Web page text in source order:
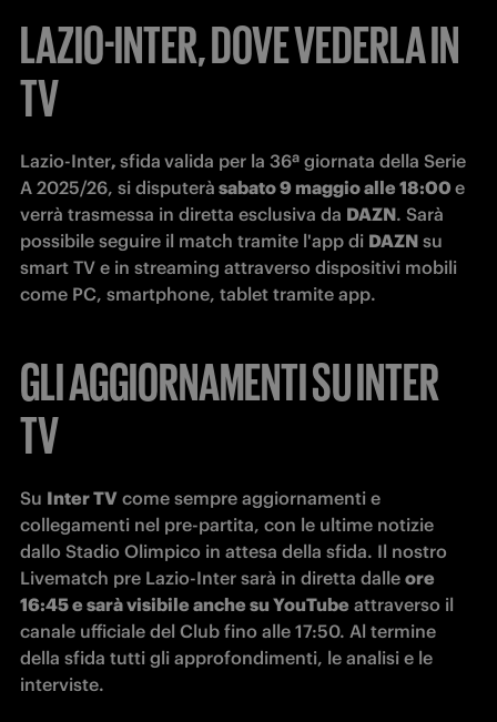
LAZIO-INTER, DOVE VEDERLA IN
TV
Lazio-Inter, sfida valida per la 36ª giornata della Serie
A 2025/26, si disputerà sabato 9 maggio alle 18:00 e
verrà trasmessa in diretta esclusiva da DAZN. Sarà
possibile seguire il match tramite l'app di DAZN su
smart TV e in streaming attraverso dispositivi mobili
come PC, smartphone, tablet tramite app.
GLI AGGIORNAMENTI SU INTER
TV
Su Inter TV come sempre aggiornamenti e
collegamenti nel pre-partita, con le ultime notizie
dallo Stadio Olimpico in attesa della sfida. Il nostro
Livematch pre Lazio-Inter sarà in diretta dalle ore
16:45 e sarà visibile anche su YouTube attraverso il
canale ufficiale del Club fino alle 17:50. Al termine
della sfida tutti gli approfondimenti, le analisi e le
interviste.